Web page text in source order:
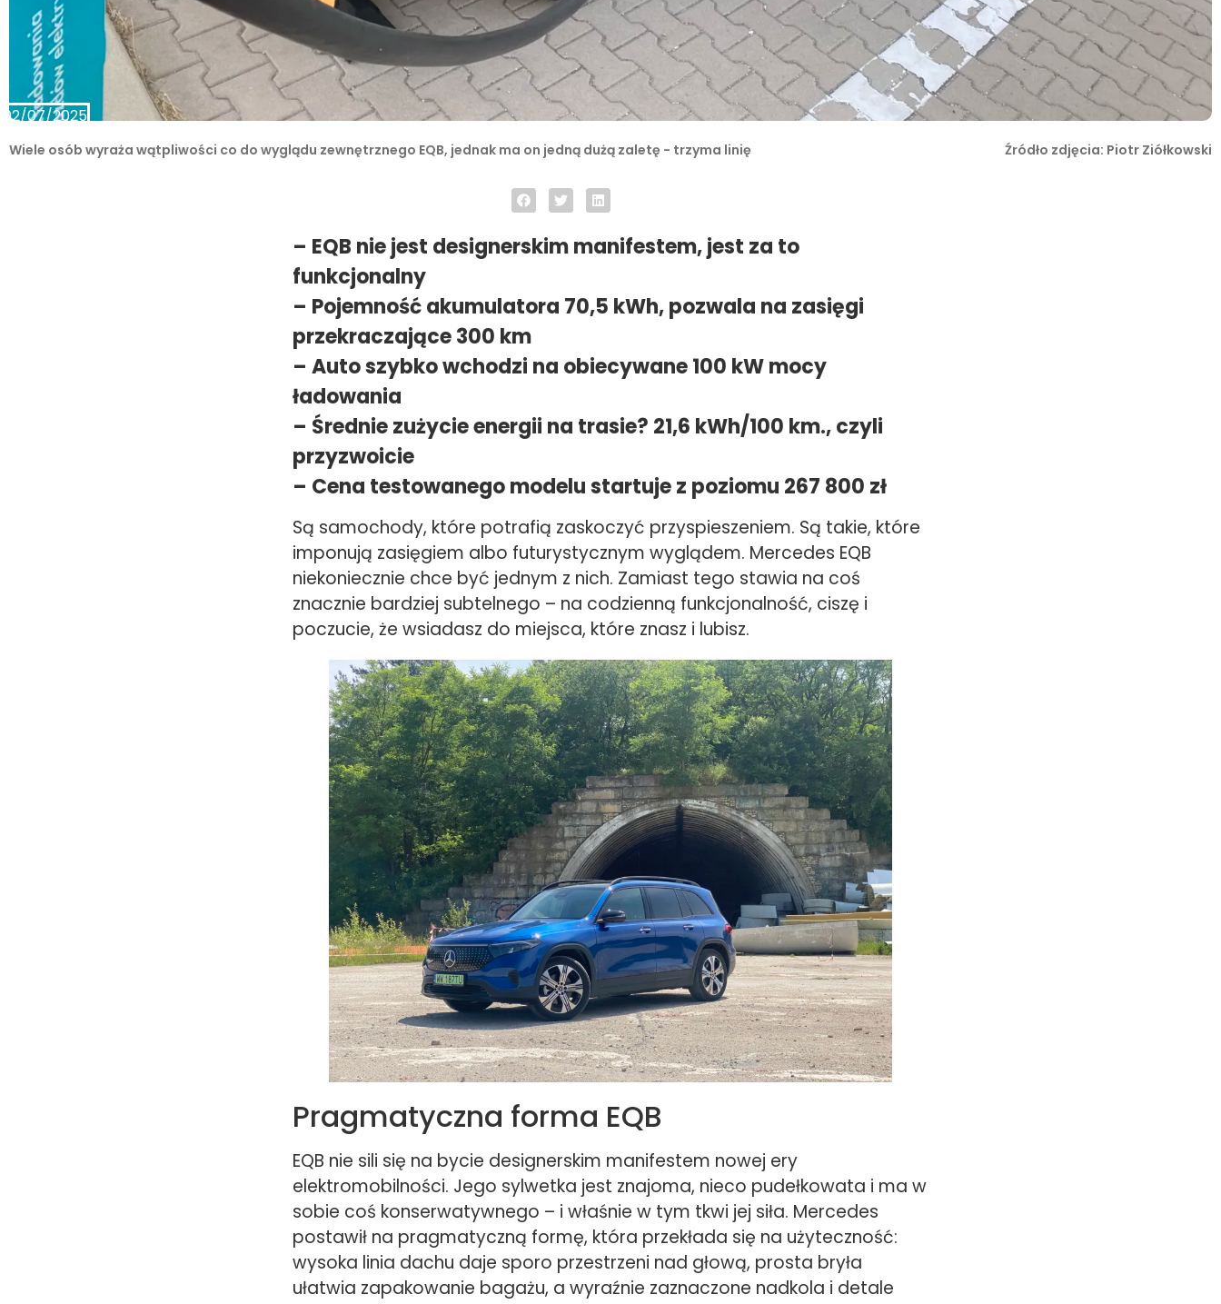
02/07/2025
Wiele osób wyraża wątpliwości co do wyglądu zewnętrznego EQB, jednak ma on jedną dużą zaletę - trzyma linię Źródło zdjęcia: Piotr Ziółkowski
– EQB nie jest designerskim manifestem, jest za to
funkcjonalny
– Pojemność akumulatora 70,5 kWh, pozwala na zasięgi
przekraczające 300 km
– Auto szybko wchodzi na obiecywane 100 kW mocy
ładowania
– Średnie zużycie energii na trasie? 21,6 kWh/100 km., czyli
przyzwoicie
– Cena testowanego modelu startuje z poziomu 267 800 zł
Są samochody, które potrafią zaskoczyć przyspieszeniem. Są takie, które
imponują zasięgiem albo futurystycznym wyglądem. Mercedes EQB
niekoniecznie chce być jednym z nich. Zamiast tego stawia na coś
znacznie bardziej subtelnego – na codzienną funkcjonalność, ciszę i
poczucie, że wsiadasz do miejsca, które znasz i lubisz.
Pragmatyczna forma EQB
EQB nie sili się na bycie designerskim manifestem nowej ery
elektromobilności. Jego sylwetka jest znajoma, nieco pudełkowata i ma w
sobie coś konserwatywnego – i właśnie w tym tkwi jej siła. Mercedes
postawił na pragmatyczną formę, która przekłada się na użyteczność:
wysoka linia dachu daje sporo przestrzeni nad głową, prosta bryła
ułatwia zapakowanie bagażu, a wyraźnie zaznaczone nadkola i detale